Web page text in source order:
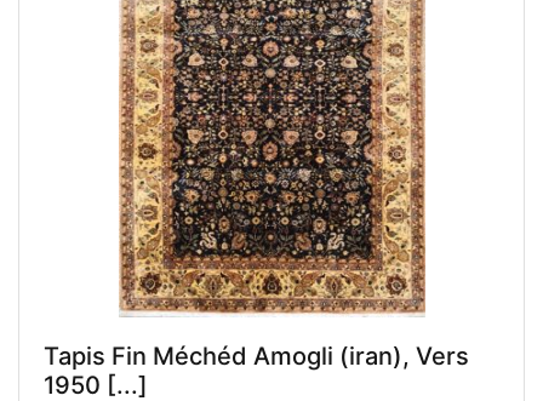
Tapis Fin Méchéd Amogli (iran), Vers
1950 [...]